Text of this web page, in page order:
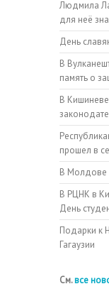
Людмила
для неё
День
В
память о
В
прошел в
В Молдове
В РЦНК в
День
Подарки к
Гагаузии
См.все